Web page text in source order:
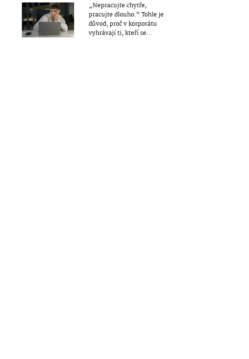
„Nepracujte chytře,
pracujte dlouho.“ Tohle je
důvod, proč v korporátu
vyhrávají ti, kteří se...